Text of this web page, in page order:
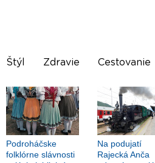
Štýl Zdravie Cestovanie
Podroháčske
folklórne slávnosti
Na podujatí
Rajecká Anča